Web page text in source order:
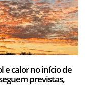
e calor no início de
previstas,